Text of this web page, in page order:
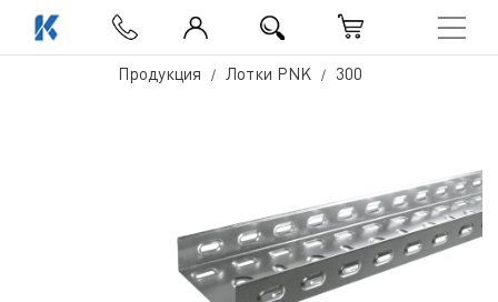
Продукция Лотки PNK 300